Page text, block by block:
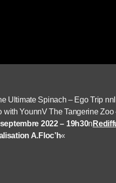
Ultimate Spinach – Ego Trip
YounnV The Tangerine Zoo
2022 – 19h30n
A.Floc’h«